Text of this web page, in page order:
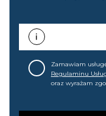
promocjach,
każdej chwili
Zamawiam
Regulaminu
oraz wyrażam
wyprzedażach).